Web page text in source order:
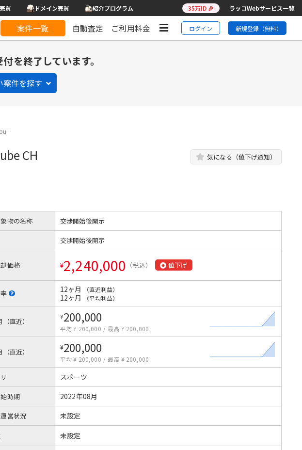
買 ドメイン売買 紹介プログラム 35万ID 🎉 ラッコWebサービス一覧
案件一覧 自動査定 ご利用料金 ログイン 新規登録（無料）
を終了しています。
案件を探す
CH 気になる（値下げ通知）
物の名称 交渉開始後開示
交渉開始後開示
価格 ¥2,240,000 （税込） 値下げ
12ヶ月 （直近利益）
12ヶ月 （平均利益）
直近）
¥200,000
平均 ¥ 200,000 / 最高 ¥ 200,000
直近）
¥200,000
平均 ¥ 200,000 / 最高 ¥ 200,000
スポーツ
時期 2022年08月
営状況 未設定
未設定